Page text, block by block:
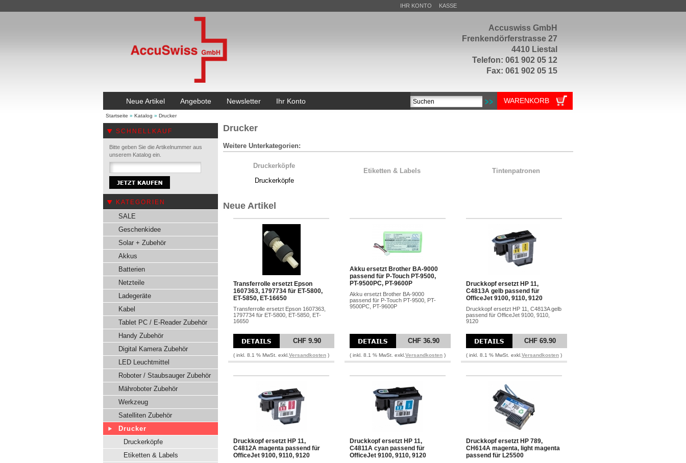
Accuswiss GmbH
Frenkendörferstrasse 27
4410 Liestal
Telefon: 061 902 05 12
Fax: 061 902 05 15
IHR KONTO KASSE
Neue Artikel Angebote Newsletter Ihr Konto WARENKORB
Startseite » Katalog » Drucker
SCHNELLKAUF
Bitte geben Sie die Artikelnummer aus
unserem Katalog ein.
KATEGORIEN
SALE
Geschenkidee
Solar + Zubehör
Akkus
Batterien
Netzteile
Ladegeräte
Kabel
Tablet PC / E-Reader Zubehör
Handy Zubehör
Digital Kamera Zubehör
LED Leuchtmittel
Roboter / Staubsauger Zubehör
Mähroboter Zubehör
Werkzeug
Satelliten Zubehör
Drucker
Druckerköpfe
Etiketten & Labels
Drucker
Weitere Unterkategorien:
Druckerköpfe
Druckerköpfe
Etiketten & Labels Tintenpatronen
Neue Artikel
Transferrolle ersetzt Epson
1607363, 1797734 für ET-5800,
ET-5850, ET-16650
Transferrolle ersetzt Epson 1607363,
1797734 für ET-5800, ET-5850, ET-
16650
CHF 9.90
( inkl. 8.1 % MwSt. exkl. Versandkosten )
Akku ersetzt Brother BA-9000
passend für P-Touch PT-9500,
PT-9500PC, PT-9600P
Akku ersetzt Brother BA-9000
passend für P-Touch PT-9500, PT-
9500PC, PT-9600P
CHF 36.90
( inkl. 8.1 % MwSt. exkl. Versandkosten )
Druckkopf ersetzt HP 11,
C4813A gelb passend für
OfficeJet 9100, 9110, 9120
Druckkopf ersetzt HP 11, C4813A gelb
passend für OfficeJet 9100, 9110,
9120
CHF 69.90
( inkl. 8.1 % MwSt. exkl. Versandkosten )
Druckkopf ersetzt HP 11,
C4812A magenta passend für
OfficeJet 9100, 9110, 9120
Druckkopf ersetzt HP 11,
C4811A cyan passend für
OfficeJet 9100, 9110, 9120
Druckkopf ersetzt HP 789,
CH614A magenta, light magenta
passend für L25500